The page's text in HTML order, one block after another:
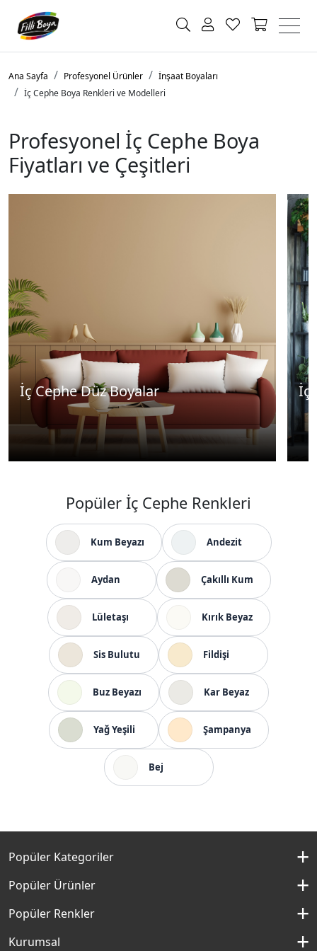
Ana Sayfa Profesyonel Ürünler
İnşaat Boyaları
İç Cephe Boya Renkleri ve Modelleri
Profesyonel İç Cephe Boya
Fiyatları ve Çeşitleri
İç Cephe Düz Boyalar İç
Popüler İç Cephe Renkleri
Kum Beyazı Andezit
Aydan Çakıllı Kum
Lületaşı Kırık Beyaz
Sis Bulutu Fildişi
Buz Beyazı Kar Beyaz
Yağ Yeşili Şampanya
Bej
Popüler Kategoriler
İç Cephe Boyaları
İç Cephe Renkleri
Dış Cephe Renkleri
Popüler Ürünler
Momento Silan
Popüler Renkler
Kırık Beyaz Rengi
Kurumsal